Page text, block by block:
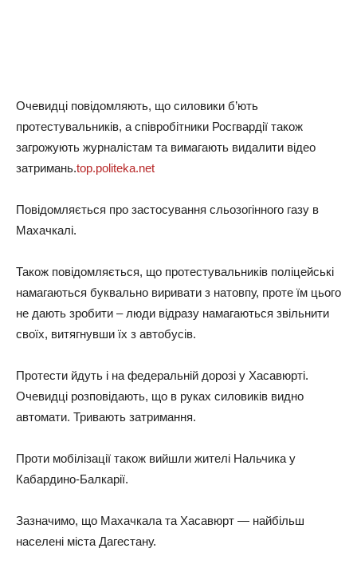
Очевидці повідомляють, що силовики б’ють
протестувальників, а співробітники Росгвардії також
загрожують журналістам та вимагають видалити відео
затримань.top.politeka.net
Повідомляється про застосування сльозогінного газу в
Махачкалі.
Також повідомляється, що протестувальників поліцейські
намагаються буквально виривати з натовпу, проте їм цього
не дають зробити – люди відразу намагаються звільнити
своїх, витягнувши їх з автобусів.
Протести йдуть і на федеральній дорозі у Хасавюрті.
Очевидці розповідають, що в руках силовиків видно
автомати. Тривають затримання.
Проти мобілізації також вийшли жителі Нальчика у
Кабардино-Балкарії.
Зазначимо, що Махачкала та Хасавюрт — найбільш
населені міста Дагестану.